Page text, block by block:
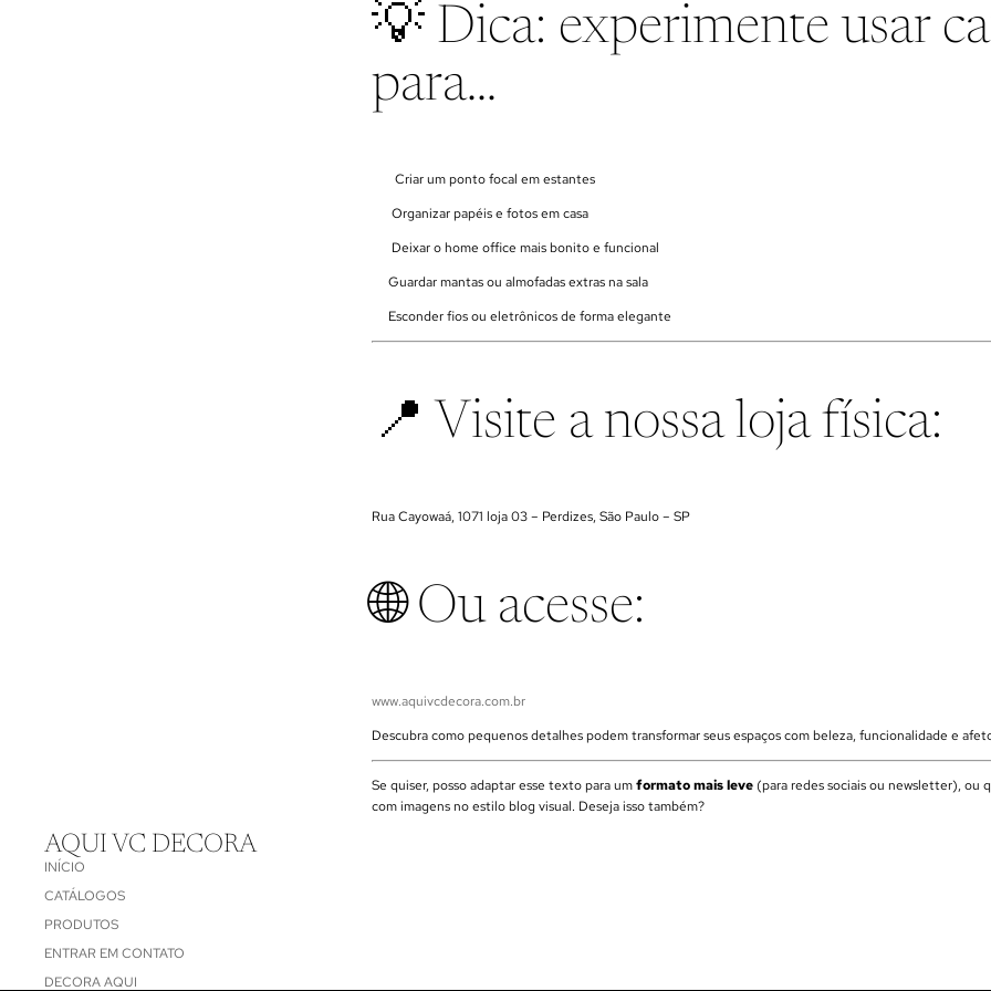
💡 Dica: experimente usar
para...
Criar um ponto focal em estantes
Organizar papéis e fotos em casa
Deixar o home office mais bonito e funcional
Guardar mantas ou almofadas extras na sala
Esconder fios ou eletrônicos de forma elegante
📍 Visite a nossa loja física:
Rua Cayowaá, 1071 loja 03 – Perdizes, São Paulo – SP
🌐 Ou acesse:
www.aquivcdecora.com.br
Descubra como pequenos detalhes podem transformar seus espaços com beleza, funcionalidade e
Se quiser, posso adaptar esse texto para umformato mais leve (para redes sociais ou newsletter), ou
com imagens no estilo blog visual. Deseja isso também?
AQUI VC DECORA
INÍCIO
CATÁLOGOS
PRODUTOS
ENTRAR EM CONTATO
DECORA AQUI